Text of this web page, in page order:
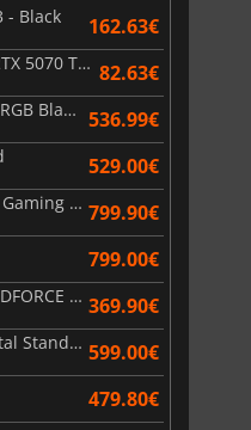
- Black
162.63€
TUF Gaming GeForce RTX 5070 Ti OC White Edition 16GB 82.63€
(2 x 16 GB) Vengeance RGB Black AMD Expo 6000 MHz - CAS 30 536.99€
529.00€
GeForce RTX 5070 12G Gaming Trio OC Black 799.90€
799.00€
GeForce RTX 5060 WINDFORCE OC 8G 369.90€
PlayStation 5 Slim Digital Standard 599.00€
479.80€